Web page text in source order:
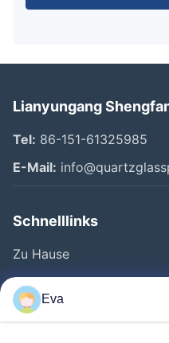
Lianyungang
Tel: 86-151-61325985
E-Mail:
Schnelllinks
Zu Hause
Produkte
Videos
Eva